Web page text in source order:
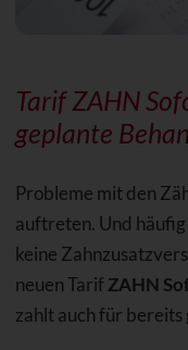
Tarif ZAHN
geplante
Probleme mit den
auftreten. Und
keine
neuen Tarif ZAHN
zahlt auch für